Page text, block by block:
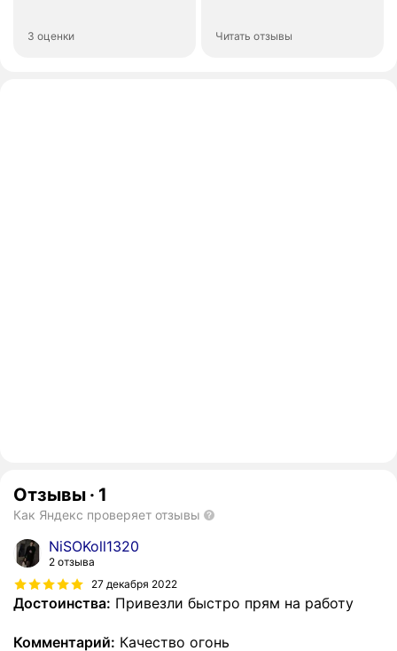
3 оценки Читать отзывы
Отзывы · 1
Как Яндекс проверяет отзывы
NiSOKoll1320
2 отзыва
27 декабря 2022
Достоинства: Привезли быстро прям на работу
Комментарий: Качество огонь